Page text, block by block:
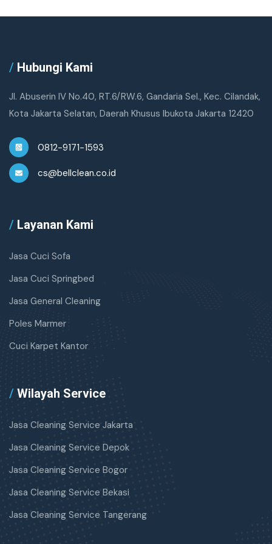
/ Hubungi Kami
Jl. Abuserin IV No.40, RT.6/RW.6, Gandaria Sel., Kec. Cilandak,
Kota Jakarta Selatan, Daerah Khusus Ibukota Jakarta 12420
0812-9171-1593
cs@bellclean.co.id
/ Layanan Kami
Jasa Cuci Sofa
Jasa Cuci Springbed
Jasa General Cleaning
Poles Marmer
Cuci Karpet Kantor
/ Wilayah Service
Jasa Cleaning Service Jakarta
Jasa Cleaning Service Depok
Jasa Cleaning Service Bogor
Jasa Cleaning Service Bekasi
Jasa Cleaning Service Tangerang